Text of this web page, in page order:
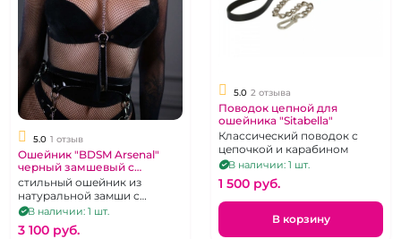
5.0 1 отзыв
Ошейник "BDSM Arsenal"
черный замшевый с
поводком
стильный ошейник из
натуральной замши с
коротким поводком-
В наличии: 1 шт.
3 100 pуб.
5.0 2 отзыва
Поводок цепной для
ошейника "Sitabella"
Классический поводок с
цепочкой и карабином
В наличии: 1 шт.
1 500 pуб.
В корзину